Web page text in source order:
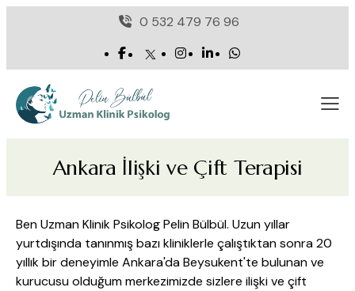
0 532 479 76 96
Ankara İlişki ve Çift Terapisi
Ben Uzman Klinik Psikolog Pelin Bülbül. Uzun yıllar
yurtdışında tanınmış bazı kliniklerle çalıştıktan sonra 20
yıllık bir deneyimle Ankara'da Beysukent'te bulunan ve
kurucusu olduğum merkezimizde sizlere ilişki ve çift